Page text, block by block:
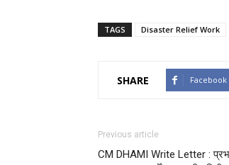
TAGS Disaster Relief Work
SHARE Facebook
Previous article
CM DHAMI Write Letter :